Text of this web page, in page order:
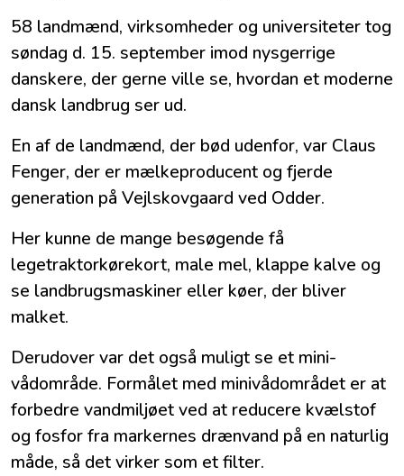
58 landmænd, virksomheder og universiteter tog
søndag d. 15. september imod nysgerrige
danskere, der gerne ville se, hvordan et moderne
dansk landbrug ser ud.
En af de landmænd, der bød udenfor, var Claus
Fenger, der er mælkeproducent og fjerde
generation på Vejlskovgaard ved Odder.
Her kunne de mange besøgende få
legetraktorkørekort, male mel, klappe kalve og
se landbrugsmaskiner eller køer, der bliver
malket.
Derudover var det også muligt se et mini-
vådområde. Formålet med minivådområdet er at
forbedre vandmiljøet ved at reducere kvælstof
og fosfor fra markernes drænvand på en naturlig
måde, så det virker som et filter.